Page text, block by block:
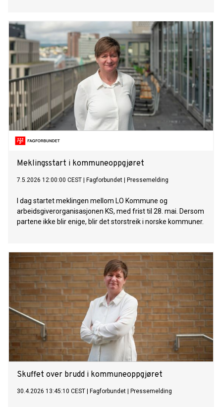
Meklingsstart i kommuneoppgjøret
7.5.2026 12:00:00 CEST Fagforbundet Pressemelding
I dag startet meklingen mellom LO Kommune og
arbeidsgiverorganisasjonen KS, med frist til 28. mai. Dersom
partene ikke blir enige, blir det storstreik i norske kommuner.
Skuffet over brudd i kommuneoppgjøret
30.4.2026 13:45:10 CEST Fagforbundet Pressemelding